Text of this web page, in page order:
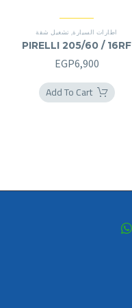
اطارات السيارة, تشغيل شقة
PIRELLI 205/60 / 16RF
EGP6,900
Add To Cart